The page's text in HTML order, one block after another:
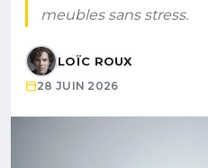
meubles sans stress.
LOÏC ROUX
28 JUIN 2026